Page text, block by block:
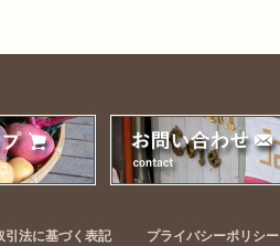
引法に基づく表記 プライバシーポリシー